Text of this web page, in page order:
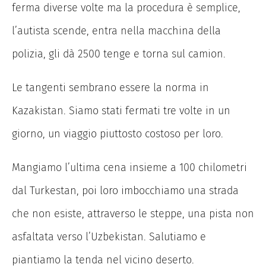
ferma diverse volte ma la procedura è semplice,
l’autista scende, entra nella macchina della
polizia, gli dà 2500 tenge e torna sul camion.
Le tangenti sembrano essere la norma in
Kazakistan. Siamo stati fermati tre volte in un
giorno, un viaggio piuttosto costoso per loro.
Mangiamo l’ultima cena insieme a 100 chilometri
dal Turkestan, poi loro imbocchiamo una strada
che non esiste, attraverso le steppe, una pista non
asfaltata verso l’Uzbekistan. Salutiamo e
piantiamo la tenda nel vicino deserto.